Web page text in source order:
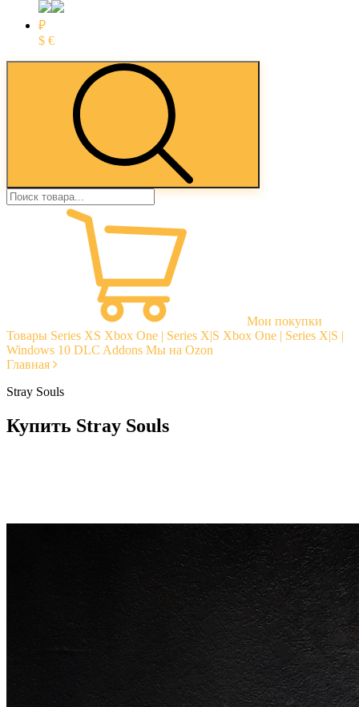
₽
$ €
Мои покупки
Товары Series XS Xbox One | Series X|S Xbox One | Series X|S |
Windows 10 DLC Addons Мы на Ozon
Главная
Stray Souls
Купить Stray Souls